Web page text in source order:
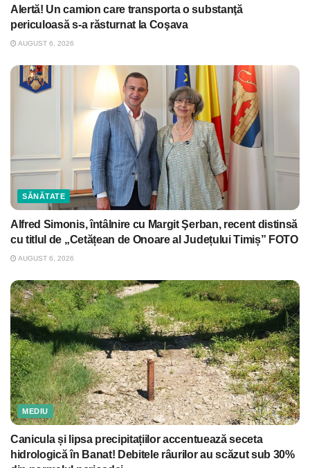
Alertă! Un camion care transporta o substanţă
periculoasă s-a răsturnat la Coşava
AUGUST 6, 2026
SĂNĂTATE
Alfred Simonis, întâlnire cu Margit Şerban, recent distinsă
cu titlul de „Cetățean de Onoare al Județului Timiș” FOTO
AUGUST 6, 2026
MEDIU
Canicula și lipsa precipitațiilor accentuează seceta
hidrologică în Banat! Debitele râurilor au scăzut sub 30%